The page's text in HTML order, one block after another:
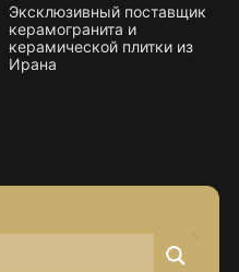
Эксклюзивный поставщик
керамогранита и
керамической плитки из
Ирана